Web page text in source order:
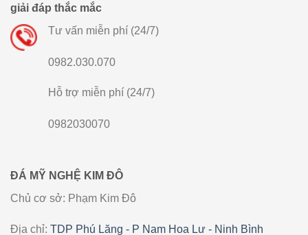
giải đáp thắc mắc
Tư vấn miễn phí (24/7)
0982.030.070
Hỗ trợ miễn phí (24/7)
0982030070
ĐÁ MỸ NGHỆ KIM ĐÔ
Chủ cơ sở: Phạm Kim Đô
Địa chỉ: TDP Phú Lăng - P Nam Hoa Lư - Ninh Bình